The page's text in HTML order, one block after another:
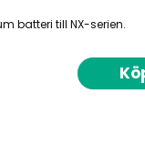
batteri till NX-serien.